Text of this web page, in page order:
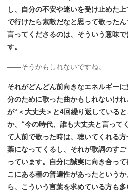
し、自分の不安や迷いを受け止めた
で行けたら素敵だなと思って歌った
言ってくださるのは、そういう意味
す。
――そうかもしれないですね。
それがどんどん前向きなエネルギー
分のために歌った曲かもしれないけ
が“＜大丈夫＞と4回繰り返している
か、“今の時代、誰も大丈夫と言って
て人前で歌った時は、聴いてくれる
葉になってくるし、それが歌詞のす
っています。自分に誠実に向き合っ
こにある種の普遍性があったという
ら、こういう言葉を求めている方も